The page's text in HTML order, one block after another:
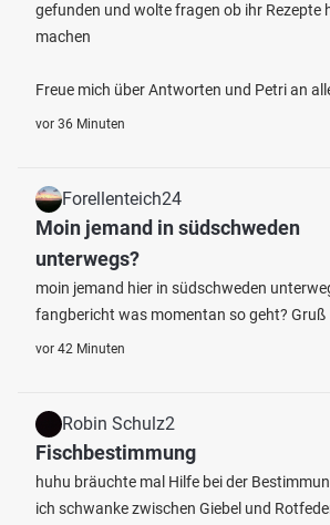
gefunden und wolte fragen ob ihr Rezepte
machen
Freue mich über Antworten und Petri an
vor 36 Minuten
Forellenteich24
Moin jemand in südschweden
unterwegs?
moin jemand hier in südschweden
fangbericht was momentan so geht? Gruß
vor 42 Minuten
Robin Schulz2
Fischbestimmung
huhu bräuchte mal Hilfe bei der
ich schwanke zwischen Giebel und